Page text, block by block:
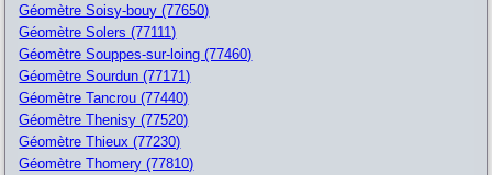
Géomètre Soisy-bouy (77650)
Géomètre Solers (77111)
Géomètre Souppes-sur-loing (77460)
Géomètre Sourdun (77171)
Géomètre Tancrou (77440)
Géomètre Thenisy (77520)
Géomètre Thieux (77230)
Géomètre Thomery (77810)